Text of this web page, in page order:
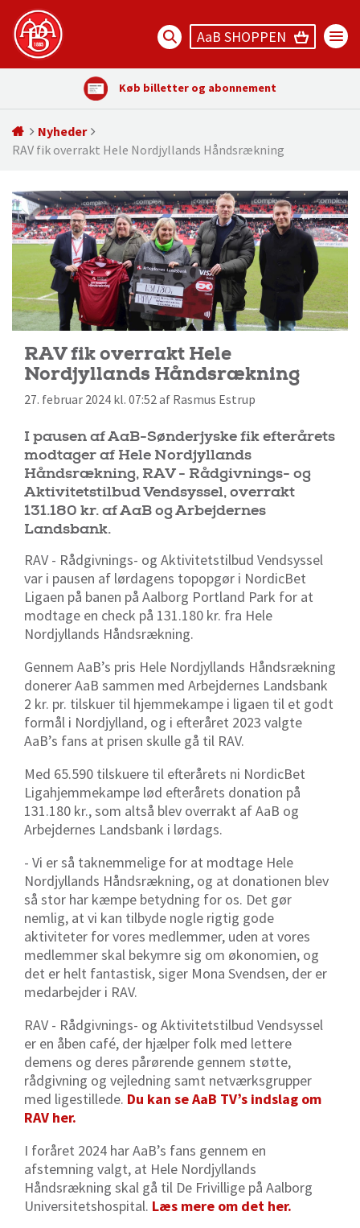
AaB SHOPPEN
Køb billetter og abonnement
Nyheder
RAV fik overrakt Hele Nordjyllands Håndsrækning
RAV fik overrakt Hele
Nordjyllands Håndsrækning
27. februar 2024 kl. 07:52 af Rasmus Estrup
I pausen af AaB-Sønderjyske fik efterårets
modtager af Hele Nordjyllands
Håndsrækning, RAV - Rådgivnings- og
Aktivitetstilbud Vendsyssel, overrakt
131.180 kr. af AaB og Arbejdernes
Landsbank.
RAV - Rådgivnings- og Aktivitetstilbud Vendsyssel
var i pausen af lørdagens topopgør i NordicBet
Ligaen på banen på Aalborg Portland Park for at
modtage en check på 131.180 kr. fra Hele
Nordjyllands Håndsrækning.
Gennem AaB’s pris Hele Nordjyllands Håndsrækning
donerer AaB sammen med Arbejdernes Landsbank
2 kr. pr. tilskuer til hjemmekampe i ligaen til et godt
formål i Nordjylland, og i efteråret 2023 valgte
AaB’s fans at prisen skulle gå til RAV.
Med 65.590 tilskuere til efterårets ni NordicBet
Ligahjemmekampe lød efterårets donation på
131.180 kr., som altså blev overrakt af AaB og
Arbejdernes Landsbank i lørdags.
- Vi er så taknemmelige for at modtage Hele
Nordjyllands Håndsrækning, og at donationen blev
så stor har kæmpe betydning for os. Det gør
nemlig, at vi kan tilbyde nogle rigtig gode
aktiviteter for vores medlemmer, uden at vores
medlemmer skal bekymre sig om økonomien, og
det er helt fantastisk, siger Mona Svendsen, der er
medarbejder i RAV.
RAV - Rådgivnings- og Aktivitetstilbud Vendsyssel
er en åben café, der hjælper folk med lettere
demens og deres pårørende gennem støtte,
rådgivning og vejledning samt netværksgrupper
med ligestillede. Du kan se AaB TV’s indslag om
RAV her.
I foråret 2024 har AaB’s fans gennem en
afstemning valgt, at Hele Nordjyllands
Håndsrækning skal gå til De Frivillige på Aalborg
Universitetshospital. Læs mere om det her.